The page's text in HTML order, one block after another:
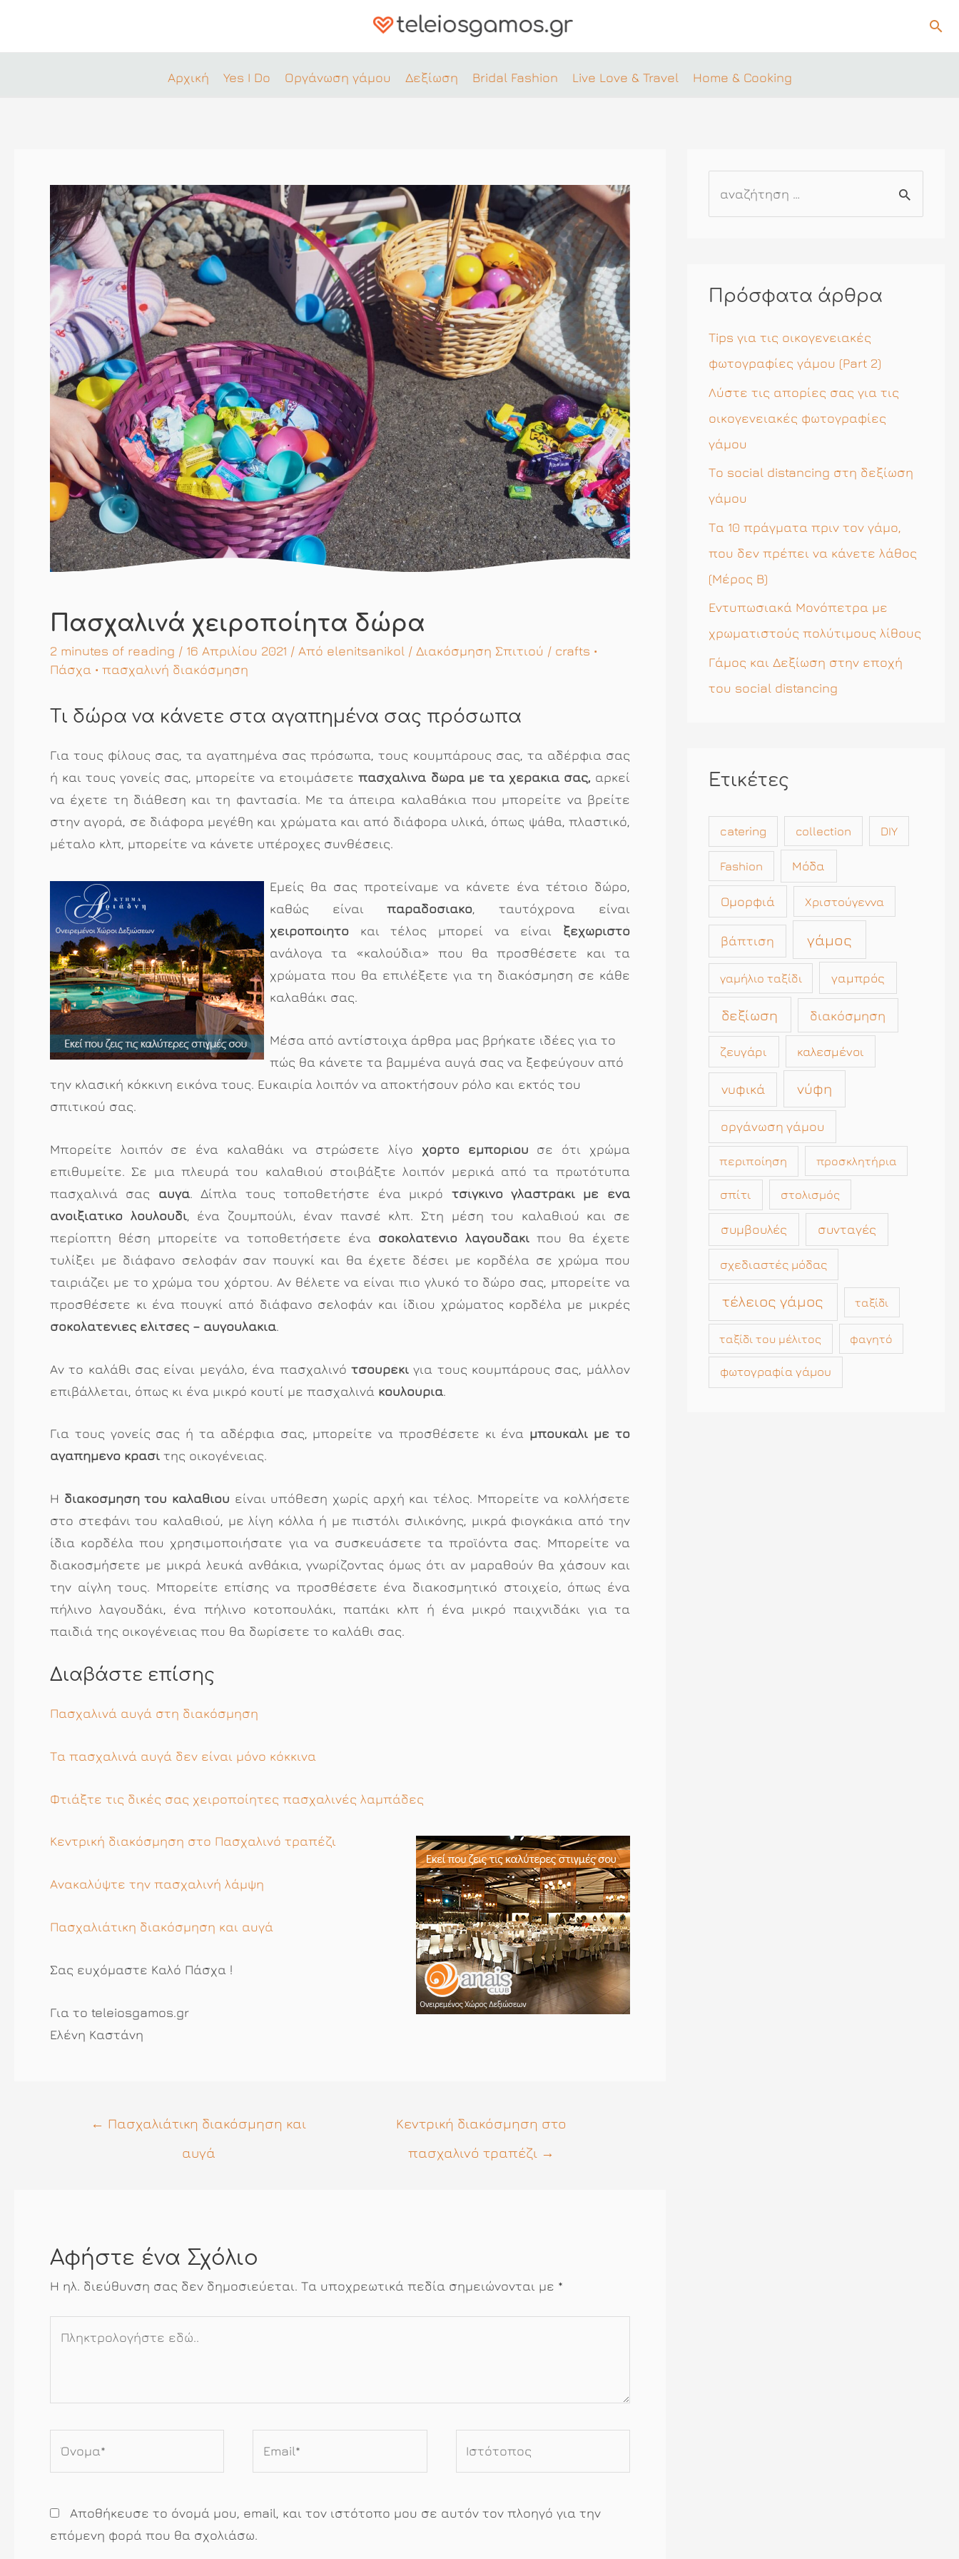
περιεχόμενο
Αρχική Yes I Do Οργάνωση γάμου Δεξίωση Bridal Fashion Live Love & Travel Home & Cooking
Πασχαλινά χειροποίητα δώρα
2 minutes of reading / 16 Απριλίου 2021 / Από elenitsanikol / Διακόσμηση Σπιτιού / crafts •
Πάσχα • πασχαλινή διακόσμηση
Τι δώρα να κάνετε στα αγαπημένα σας πρόσωπα
Για τους φίλους σας, τα αγαπημένα σας πρόσωπα, τους κουμπάρους σας, τα αδέρφια σας
ή και τους γονείς σας, μπορείτε να ετοιμάσετεπασχαλινά δώρα με τα χεράκια σας, αρκεί
να έχετε τη διάθεση και τη φαντασία. Με τα άπειρα καλαθάκια που μπορείτε να βρείτε
στην αγορά, σε διάφορα μεγέθη και χρώματα και από διάφορα υλικά, όπως ψάθα, πλαστικό,
μέταλο κλπ, μπορείτε να κάνετε υπέροχες συνθέσεις.
Εμείς θα σας προτείναμε να κάνετε ένα τέτοιο δώρο,
καθώς είναιπαραδοσιακό, ταυτόχρονα είναι
χειροποίητο και τέλος μπορεί να είναι ξεχωριστό
ανάλογα τα «καλούδια» που θα προσθέσετε και τα
χρώματα που θα επιλέξετε για τη διακόσμηση σε κάθε
καλαθάκι σας.
Μέσα από αντίστοιχα άρθρα μας βρήκατε ιδέες για το
πώς θα κάνετε τα βαμμένα αυγά σας να ξεφεύγουν από
την κλασική κόκκινη εικόνα τους. Ευκαιρία λοιπόν να αποκτήσουν ρόλο και εκτός του
σπιτικού σας.
Μπορείτε λοιπόν σε ένα καλαθάκι να στρώσετε λίγο χόρτο εμπορίου σε ότι χρώμα
επιθυμείτε. Σε μια πλευρά του καλαθιού στοιβάξτε λοιπόν μερικά από τα πρωτότυπα
πασχαλινά σας αυγά. Δίπλα τους τοποθετήστε ένα μικρό τσίγκινο γλαστράκι με ένα
ανοιξιάτικο λουλούδι, ένα ζουμπούλι, έναν πανσέ κλπ. Στη μέση του καλαθιού και σε
περίοπτη θέση μπορείτε να τοποθετήσετε ένα σοκολατένιο λαγουδάκιπου θα έχετε
τυλίξει με διάφανο σελοφάν σαν πουγκί και θα έχετε δέσει με κορδέλα σε χρώμα που
ταιριάζει με το χρώμα του χόρτου. Αν θέλετε να είναι πιο γλυκό το δώρο σας, μπορείτε να
προσθέσετε κι ένα πουγκί από διάφανο σελοφάν και ίδιου χρώματος κορδέλα με μικρές
σοκολατένιες ελίτσες – αυγουλάκια.
Αν το καλάθι σας είναι μεγάλο, ένα πασχαλινό τσουρέκιγια τους κουμπάρους σας, μάλλον
επιβάλλεται, όπως κι ένα μικρό κουτί με πασχαλινά κουλούρια.
Για τους γονείς σας ή τα αδέρφια σας, μπορείτε να προσθέσετε κι ένα μπουκάλι με το
αγαπημένο κρασί της οικογένειας.
Η διακόσμηση του καλαθιού είναι υπόθεση χωρίς αρχή και τέλος. Μπορείτε να κολλήσετε
στο στεφάνι του καλαθιού, με λίγη κόλλα ή με πιστόλι σιλικόνης, μικρά φιογκάκια από την
ίδια κορδέλα που χρησιμοποιήσατε για να συσκευάσετε τα προϊόντα σας. Μπορείτε να
διακοσμήσετε με μικρά λευκά ανθάκια, γνωρίζοντας όμως ότι αν μαραθούν θα χάσουν και
την αίγλη τους. Μπορείτε επίσης να προσθέσετε ένα διακοσμητικό στοιχείο, όπως ένα
πήλινο λαγουδάκι, ένα πήλινο κοτοπουλάκι, παπάκι κλπ ή ένα μικρό παιχνιδάκι για τα
παιδιά της οικογένειας που θα δωρίσετε το καλάθι σας.
Διαβάστε επίσης
Πασχαλινά αυγά στη διακόσμηση
Τα πασχαλινά αυγά δεν είναι μόνο κόκκινα
Φτιάξτε τις δικές σας χειροποίητες πασχαλινές λαμπάδες
Κεντρική διακόσμηση στο Πασχαλινό τραπέζι
Ανακαλύψτε την πασχαλινή λάμψη
Πασχαλιάτικη διακόσμηση και αυγά
Σας ευχόμαστε Καλό Πάσχα !
Για το teleiosgamos.gr
Ελένη Καστάνη
Πλοήγηση
← Πασχαλιάτικη διακόσμηση και
αυγά
Κεντρική διακόσμηση στο
πασχαλινό τραπέζι →
Αφήστε ένα Σχόλιο
Η ηλ. διεύθυνση σας δεν δημοσιεύεται. Τα υποχρεωτικά πεδία σημειώνονται με *
Αποθήκευσε το όνομά μου, email, και τον ιστότοπο μου σε αυτόν τον πλοηγό για την
επόμενη φορά που θα σχολιάσω.
ή
η
σ
η
γ
ι
α
Πρόσφατα άρθρα
Tips για τις οικογενειακές
φωτογραφίες γάμου (Part 2)
Λύστε τις απορίες σας για τις
οικογενειακές φωτογραφίες
γάμου
Το social distancing στη δεξίωση
γάμου
Τα 10 πράγματα πριν τον γάμο,
που δεν πρέπει να κάνετε λάθος
(Μέρος Β)
Εντυπωσιακά Μονόπετρα με
χρωματιστούς πολύτιμους λίθους
Γάμος και Δεξίωση στην εποχή
του social distancing
Ετικέτες
catering collection DIY
Fashion Μόδα
Ομορφιά Χριστούγεννα
βάπτιση γάμος
γαμήλιο ταξίδι γαμπρός
δεξίωση διακόσμηση
ζευγάρι καλεσμένοι
νυφικά νύφη
οργάνωση γάμου
περιποίηση προσκλητήρια
σπίτι στολισμός
συμβουλές συνταγές
σχεδιαστές μόδας
τέλειος γάμος ταξίδι
ταξίδι του μέλιτος φαγητό
φωτογραφία γάμου